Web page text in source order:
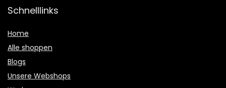
Schnelllinks
Home
Alle shoppen
Blogs
Unsere Webshops